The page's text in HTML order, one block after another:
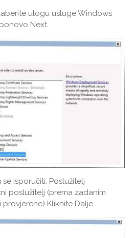
ulogu usluge Windows
Next.
isporučiti: Poslužitelj
poslužitelj (prema zadanim
Kliknite Dalje.